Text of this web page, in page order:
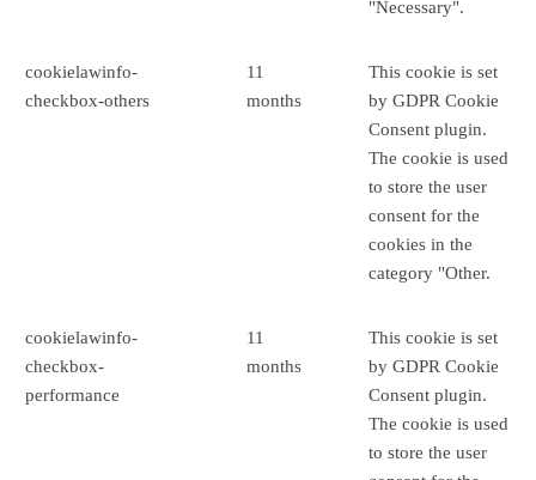
"Necessary".
cookielawinfo-
checkbox-others
11
months
This cookie is set
by GDPR Cookie
Consent plugin.
The cookie is used
to store the user
consent for the
cookies in the
category "Other.
cookielawinfo-
checkbox-
performance
11
months
This cookie is set
by GDPR Cookie
Consent plugin.
The cookie is used
to store the user